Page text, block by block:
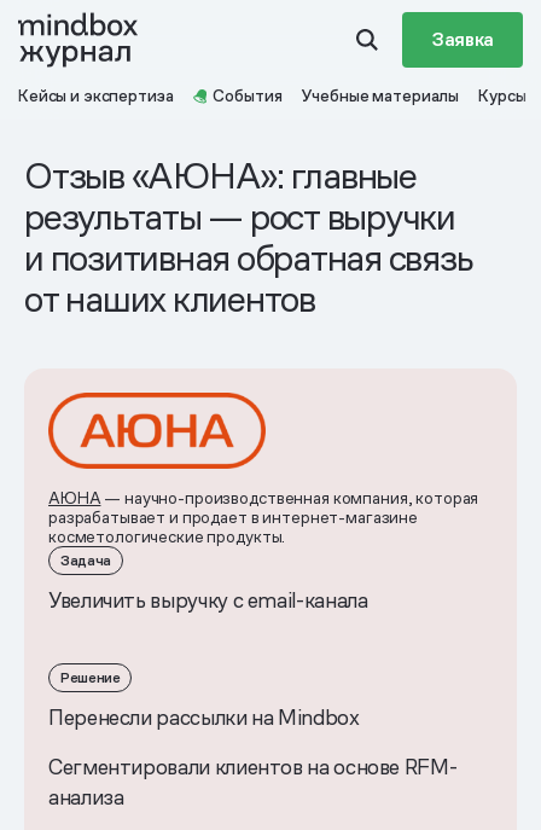
Заявка
Кейсы и экспертиза События Учебные материалы Курсы
Отзыв «АЮНА»: главные
результаты — рост выручки
и позитивная обратная связь
от наших клиентов
АЮНА — научно-производственная компания, которая
разрабатывает и продает в интернет-магазине
косметологические продукты.
Задача
Увеличить выручку с email-канала
Решение
Перенесли рассылки на Mindbox
Сегментировали клиентов на основе RFM-
анализа